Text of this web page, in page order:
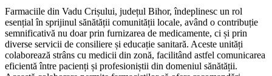
Farmaciile din Vadu Crișului, județul Bihor, îndeplinesc un rol
esențial în sprijinul sănătății comunității locale, având o contribuție
semnificativă nu doar prin furnizarea de medicamente, ci și prin
diverse servicii de consiliere și educație sanitară. Aceste unități
colaborează strâns cu medicii din zonă, facilitând astfel comunicarea
eficientă între pacienți și profesioniștii din domeniul sănătății.